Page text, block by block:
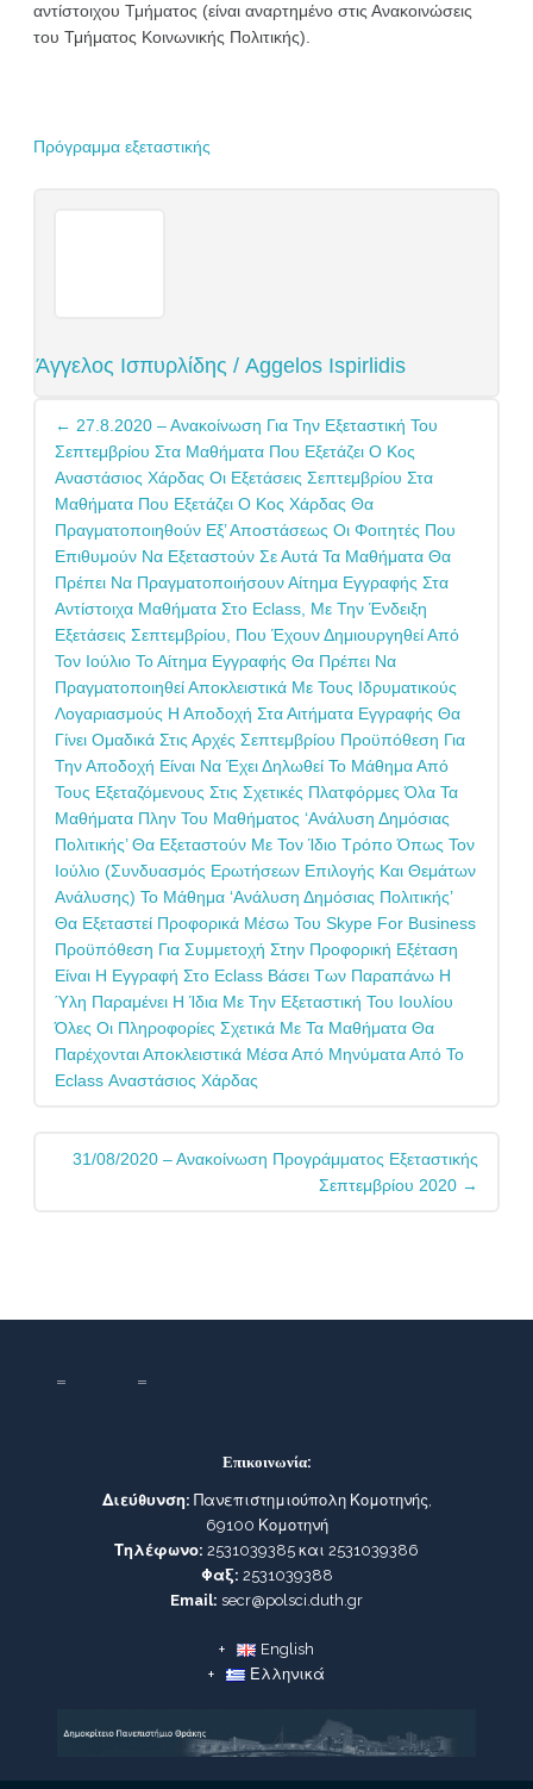
αντίστοιχου Τμήματος (είναι αναρτημένο στις Ανακοινώσεις
του Τμήματος Κοινωνικής Πολιτικής).
Πρόγραμμα εξεταστικής
Άγγελος Ισπυρλίδης / Aggelos Ispirlidis
Post
navigation
← 27.8.2020 – Ανακοίνωση Για Την Εξεταστική Του
Σεπτεμβρίου Στα Μαθήματα Που Εξετάζει Ο Κος
Αναστάσιος Χάρδας Οι Εξετάσεις Σεπτεμβρίου Στα
Μαθήματα Που Εξετάζει Ο Κος Χάρδας Θα
Πραγματοποιηθούν Εξ’ Αποστάσεως Οι Φοιτητές Που
Επιθυμούν Να Εξεταστούν Σε Αυτά Τα Μαθήματα Θα
Πρέπει Να Πραγματοποιήσουν Αίτημα Εγγραφής Στα
Αντίστοιχα Μαθήματα Στο Eclass, Με Την Ένδειξη
Εξετάσεις Σεπτεμβρίου, Που Έχουν Δημιουργηθεί Από
Τον Ιούλιο Το Αίτημα Εγγραφής Θα Πρέπει Να
Πραγματοποιηθεί Αποκλειστικά Με Τους Ιδρυματικούς
Λογαριασμούς Η Αποδοχή Στα Αιτήματα Εγγραφής Θα
Γίνει Ομαδικά Στις Αρχές Σεπτεμβρίου Προϋπόθεση Για
Την Αποδοχή Είναι Να Έχει Δηλωθεί Το Μάθημα Από
Τους Εξεταζόμενους Στις Σχετικές Πλατφόρμες Όλα Τα
Μαθήματα Πλην Του Μαθήματος ‘Ανάλυση Δημόσιας
Πολιτικής’ Θα Εξεταστούν Με Τον Ίδιο Τρόπο Όπως Τον
Ιούλιο (συνδυασμός Ερωτήσεων Επιλογής Και Θεμάτων
Ανάλυσης) Το Μάθημα ‘Ανάλυση Δημόσιας Πολιτικής’
Θα Εξεταστεί Προφορικά Μέσω Του Skype For Business
Προϋπόθεση Για Συμμετοχή Στην Προφορική Εξέταση
Είναι Η Εγγραφή Στο Eclass Βάσει Των Παραπάνω Η
Ύλη Παραμένει Η Ίδια Με Την Εξεταστική Του Ιουλίου
Όλες Οι Πληροφορίες Σχετικά Με Τα Μαθήματα Θα
Παρέχονται Αποκλειστικά Μέσα Από Μηνύματα Από Το
Eclass Αναστάσιος Χάρδας
31/08/2020 – Ανακοίνωση Προγράμματος Εξεταστικής
Σεπτεμβρίου 2020 →
Επικοινωνία:
Διεύθυνση: Πανεπιστημιούπολη Κομοτηνής,
69100 Κομοτηνή
Τηλέφωνο: 2531039385 και 2531039386
Φαξ: 2531039388
Email: secr@polsci.duth.gr
English
Ελληνικά